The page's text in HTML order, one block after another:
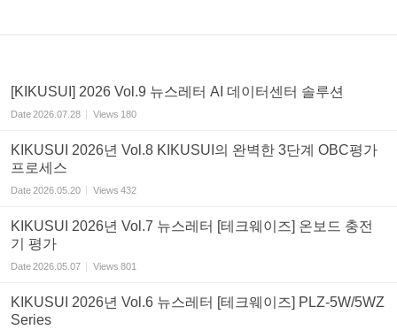
[KIKUSUI] 2026 Vol.9 뉴스레터 AI 데이터센터 솔루션
Date2026.07.28 Views 180
KIKUSUI 2026년 Vol.8 KIKUSUI의 완벽한 3단계 OBC평가
프로세스
Date2026.05.20 Views 432
KIKUSUI 2026년 Vol.7 뉴스레터 [테크웨이즈] 온보드 충전
기 평가
Date2026.05.07 Views 801
KIKUSUI 2026년 Vol.6 뉴스레터 [테크웨이즈] PLZ-5W/5WZ
Series